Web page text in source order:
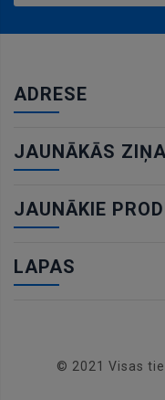
ADRESE
JAUNĀKĀS
JAUNĀKIE
LAPAS
© 2021 Visas